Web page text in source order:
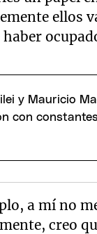
ellos
haber
a mí no
creo